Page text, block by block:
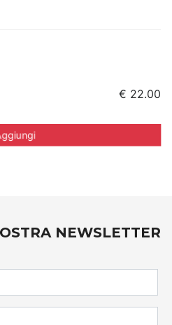
€ 22.00
NEWSLETTER